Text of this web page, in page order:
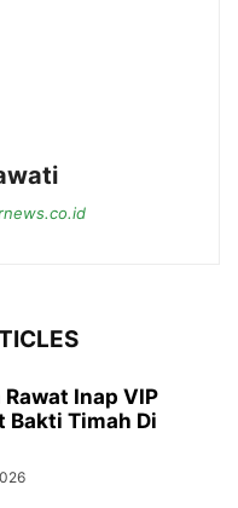
Rawat Inap VIP
Bakti Timah Di